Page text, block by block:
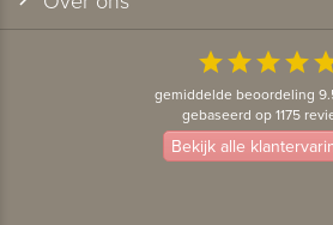
starstarstarstar
gemiddelde beoordeling
gebaseerd op 1175
Bekijk alle